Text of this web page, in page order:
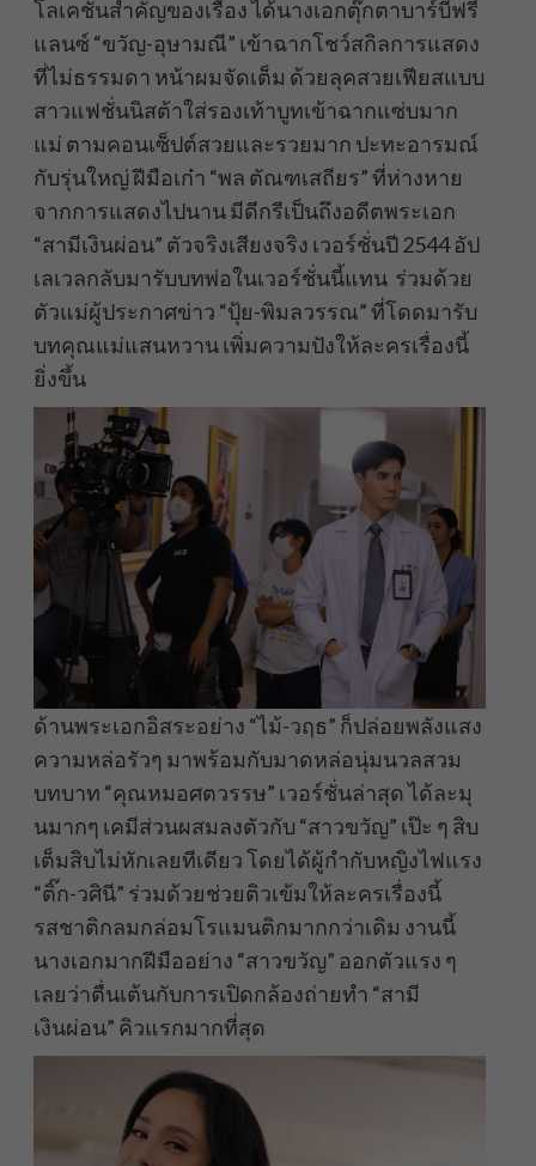
โลเคชั่นสำคัญของเรื่อง ได้นางเอกตุ๊กตาบาร์บี้ฟรี
แลนซ์ “ขวัญ-อุษามณี” เข้าฉากโชว์สกิลการแสดง
ที่ไม่ธรรมดา หน้าผมจัดเต็ม ด้วยลุคสวยเฟียสแบบ
สาวแฟชั่นนิสต้าใส่รองเท้าบูทเข้าฉากแซ่บมาก
แม่ ตามคอนเซ็ปต์สวยและรวยมาก ปะทะอารมณ์
กับรุ่นใหญ่ ฝีมือเก๋า “พล ตัณฑเสถียร” ที่ห่างหาย
จากการแสดงไปนาน มีดีกรีเป็นถึงอดีตพระเอก
“สามีเงินผ่อน” ตัวจริงเสียงจริง เวอร์ชั่นปี 2544 อัป
เลเวลกลับมารับบทพ่อในเวอร์ชั่นนี้แทน ร่วมด้วย
ตัวแม่ผู้ประกาศข่าว “ปุ้ย-พิมลวรรณ” ที่โดดมารับ
บทคุณแม่แสนหวาน เพิ่มความปังให้ละครเรื่องนี้
ยิ่งขึ้น
ด้านพระเอกอิสระอย่าง “ไม้-วฤธ” ก็ปล่อยพลังแสง
ความหล่อรัวๆ มาพร้อมกับมาดหล่อนุ่มนวลสวม
บทบาท “คุณหมอศตวรรษ” เวอร์ชั่นล่าสุด ได้ละมุ
นมากๆ เคมีส่วนผสมลงตัวกับ “สาวขวัญ” เป๊ะ ๆ สิบ
เต็มสิบไม่หักเลยทีเดียว โดยได้ผู้กำกับหญิงไฟแรง
“ติ๊ก-วศินี” ร่วมด้วยช่วยติวเข้มให้ละครเรื่องนี้
รสชาติกลมกล่อมโรแมนติกมากกว่าเดิม งานนี้
นางเอกมากฝีมืออย่าง “สาวขวัญ” ออกตัวแรง ๆ
เลยว่าตื่นเต้นกับการเปิดกล้องถ่ายทำ “สามี
เงินผ่อน” คิวแรกมากที่สุด